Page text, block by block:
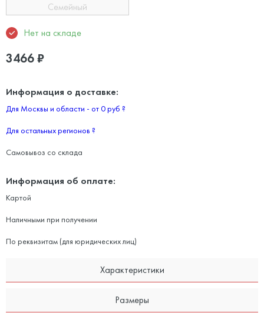
Семейный
Нет на складе
3466₽
Информация о доставке:
Для Москвы и области - от 0 руб ?
Для остальных регионов ?
Самовывоз со склада
Информация об оплате:
Картой
Наличными при получении
По реквизитам (для юридических лиц)
Характеристики
Размеры